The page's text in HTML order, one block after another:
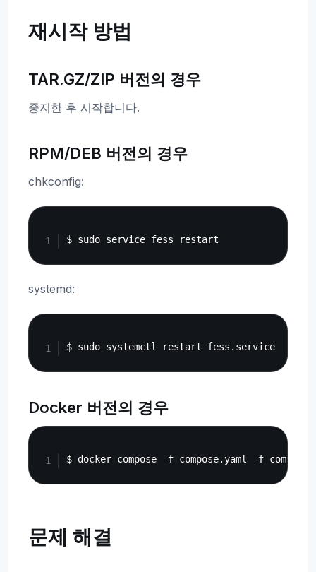
재시작 방법
TAR.GZ/ZIP 버전의 경우
중지한 후 시작합니다.
RPM/DEB 버전의 경우
chkconfig:
systemd:
Docker 버전의 경우
문제 해결